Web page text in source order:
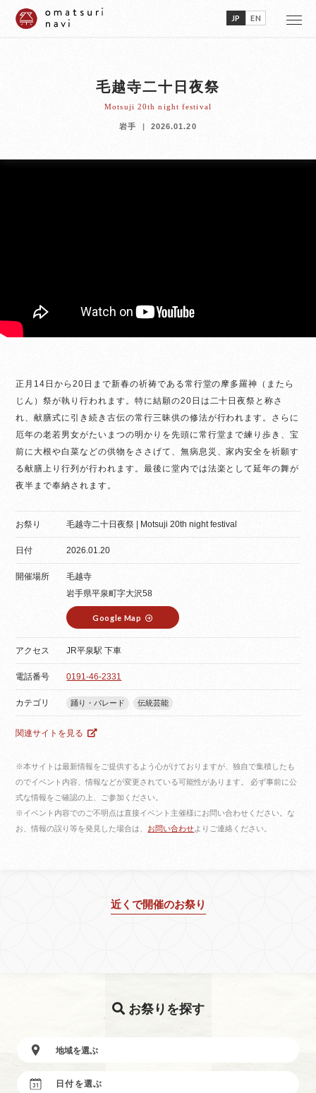
JP EN
毛越寺二十日夜祭
Motsuji 20th night festival
岩手 2026.01.20
正月14日から20日まで新春の祈祷である常行堂の摩多羅神（またら
じん）祭が執り行われます。特に結願の20日は二十日夜祭と称さ
れ、献膳式に引き続き古伝の常行三昧供の修法が行われます。さらに
厄年の老若男女がたいまつの明かりを先頭に常行堂まで練り歩き、宝
前に大根や白菜などの供物をささげて、無病息災、家内安全を祈願す
る献膳上り行列が行われます。最後に堂内では法楽として延年の舞が
夜半まで奉納されます。
お祭り 毛越寺二十日夜祭 | Motsuji 20th night festival
日付 2026.01.20
開催場所
毛越寺
岩手県平泉町字大沢58
Google Map
アクセス JR平泉駅 下車
電話番号 0191-46-2331
カテゴリ 踊り・パレード 伝統芸能
関連サイトを見る
※本サイトは最新情報をご提供するよう心がけておりますが、独自で集積したも
のでイベント内容、情報などが変更されている可能性があります。 必ず事前に公
式な情報をご確認の上、ご参加ください。
※イベント内容でのご不明点は直接イベント主催様にお問い合わせください。な
お、情報の誤り等を発見した場合は、 お問い合わせよりご連絡ください。
近くで開催のお祭り
お祭りを探す